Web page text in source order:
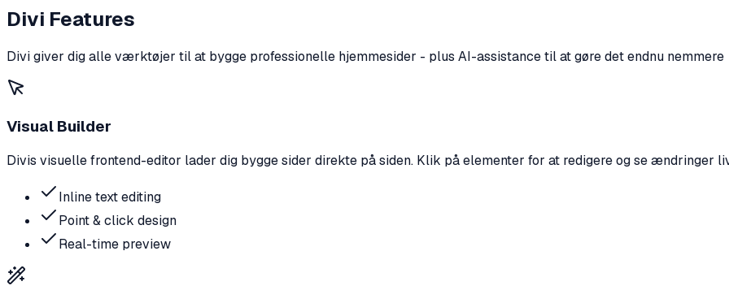
Divi Features
Divi giver dig alle værktøjer til at bygge professionelle hjemmesider - plus AI-assistance til at gøre det endnu nemmere
Visual Builder
Divis visuelle frontend-editor lader dig bygge sider direkte på siden. Klik på elementer for at redigere og se ændringer
Inline text editing
Point & click design
Real-time preview